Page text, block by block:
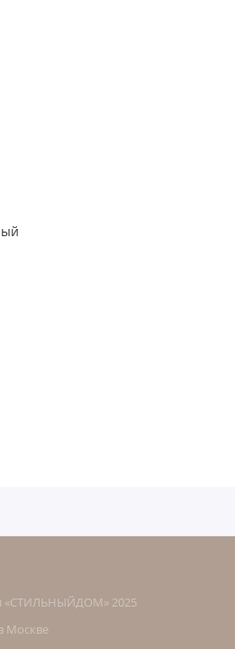
«СТИЛЬНЫЙДОМ» 2025
Москве